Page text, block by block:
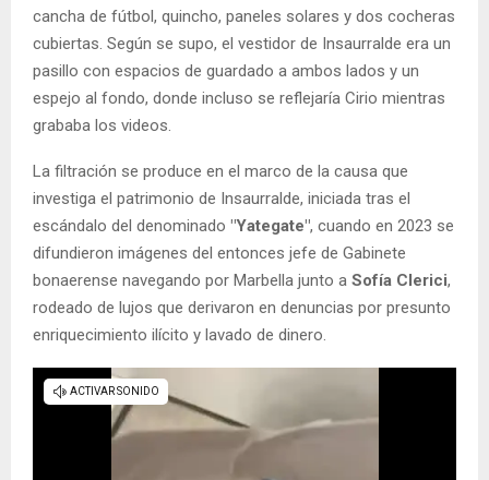
cancha de fútbol, quincho, paneles solares y dos cocheras
cubiertas. Según se supo, el vestidor de Insaurralde era un
pasillo con espacios de guardado a ambos lados y un
espejo al fondo, donde incluso se reflejaría Cirio mientras
grababa los videos.
La filtración se produce en el marco de la causa que
investiga el patrimonio de Insaurralde, iniciada tras el
escándalo del denominado "Yategate", cuando en 2023 se
difundieron imágenes del entonces jefe de Gabinete
bonaerense navegando por Marbella junto a Sofía Clerici,
rodeado de lujos que derivaron en denuncias por presunto
enriquecimiento ilícito y lavado de dinero.